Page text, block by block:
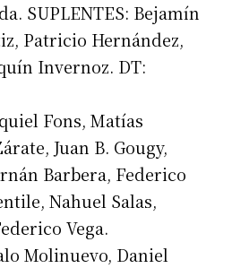
SUPLENTES: Bejamín
Patricio Hernández,
Invernoz. DT:
Fons, Matías
Juan B. Gougy,
Barbera, Federico
Nahuel Salas,
Vega.
Molinuevo, Daniel